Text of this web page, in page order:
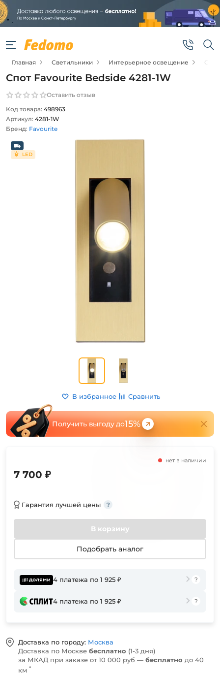
Главная Светильники Интерьерное освещение
Спот Favourite Bedside 4281-1W
Оставить отзыв
Код товара: 498963
Артикул: 4281-1W
Бренд: Favourite
В избранное Сравнить
Получить выгоду до15%
нет в наличии
7 700 ₽
Гарантия лучшей цены
В корзину
Подобрать аналог
4 платежа по 1 925 ₽
4 платежа по 1 925 ₽
Доставка по городу: Москва
Доставка по Москве бесплатно (1-3 дня)
за МКАД при заказе от 10 000 руб — бесплатно до 40
км *